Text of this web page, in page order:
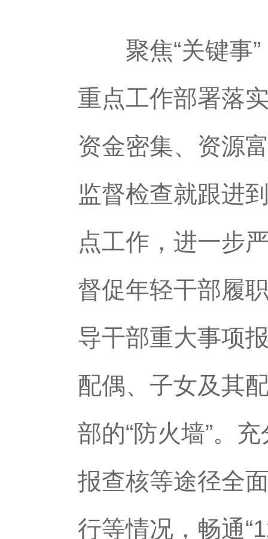
聚焦“关键事”
重点工作部署落
资金密集、资源
监督检查就跟进
点工作，进一步
督促年轻干部履
导干部重大事项
配偶、子女及其
部的“防火墙”。
报查核等途径全
行等情况，畅通